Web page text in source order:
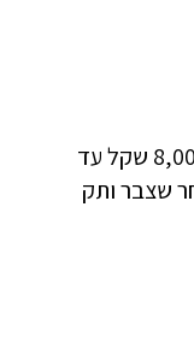
יועץ פנסיוני שכיר מתחיל מרוויח כ-8,000 שקל עד
שצבר ותק